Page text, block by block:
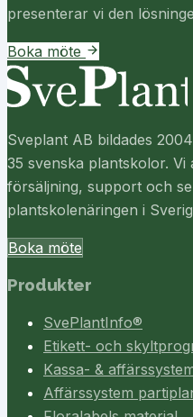
presenterar vi den
Boka möte
Sveplant AB bildades
35 svenska plantskolor. Vi
försäljning, support och
plantskolenäringen i
Boka möte
Produkter
SvePlantInfo®
Etikett- och
Kassa- &
Affärssystem